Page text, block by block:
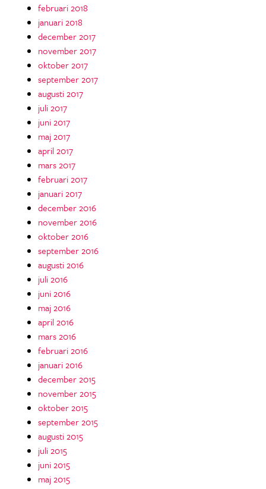
februari 2018
januari 2018
december 2017
november 2017
oktober 2017
september 2017
augusti 2017
juli 2017
juni 2017
maj 2017
april 2017
mars 2017
februari 2017
januari 2017
december 2016
november 2016
oktober 2016
september 2016
augusti 2016
juli 2016
juni 2016
maj 2016
april 2016
mars 2016
februari 2016
januari 2016
december 2015
november 2015
oktober 2015
september 2015
augusti 2015
juli 2015
juni 2015
maj 2015